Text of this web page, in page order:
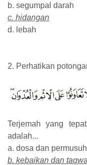
b. segumpal darah
c. hidangan
d. lebah
2. Perhatikan
Terjemah yang
adalah...
a. dosa dan
b. kebaikan dan taqwa